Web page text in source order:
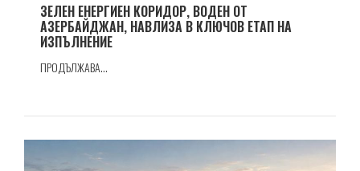
ЗЕЛЕН ЕНЕРГИЕН КОРИДОР, ВОДЕН ОТ
АЗЕРБАЙДЖАН, НАВЛИЗА В КЛЮЧОВ ЕТАП НА
ИЗПЪЛНЕНИЕ
ПРОДЪЛЖАВА...